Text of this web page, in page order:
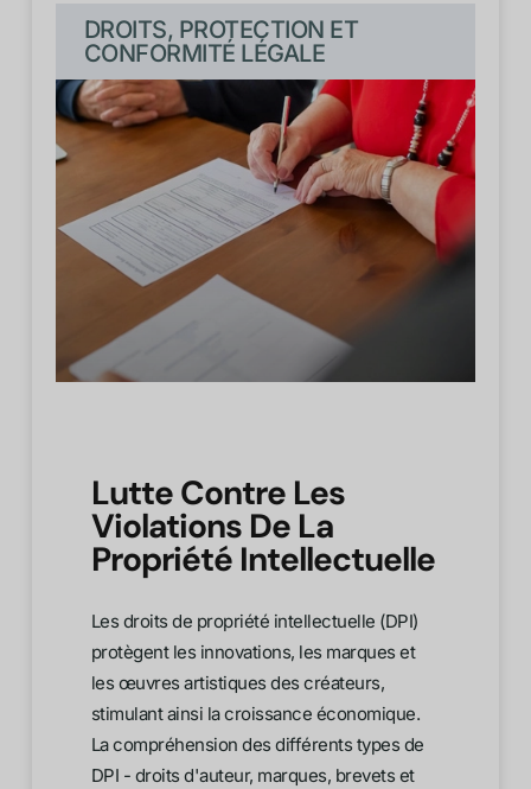
DROITS, PROTECTION ET
CONFORMITÉ LÉGALE
Lutte Contre Les
Violations De La
Propriété Intellectuelle
Les droits de propriété intellectuelle (DPI)
protègent les innovations, les marques et
les œuvres artistiques des créateurs,
stimulant ainsi la croissance économique.
La compréhension des différents types de
DPI - droits d'auteur, marques, brevets et